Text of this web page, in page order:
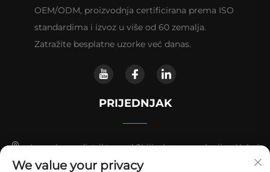
OEM/ODM, proizvodnja certificirana prema ISO
standardima i izvoz u više od 60 zemalja.
Zatražite besplatne uzorke već danas.
PRIJEDNJAK
Luancheng distrikt, grad Shijiazhuang, pokrajina Hebei.
We value your privacy